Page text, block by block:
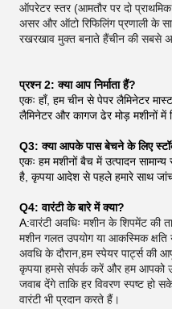
ऑपरेटर स्तर (आमतौर पर दो
असर और ऑटो रिफिलिंग प्रणाली के
रखरखाव मुक्त बनाते हैंचीन की सबसे
प्रश्न 2: क्या आप निर्माता हैं?
एकः हाँ, हम चीन से पेपर लैमिनेटर
लैमिनेटर और कागज ढेर मोड़ मशीनों में
Q3: क्या आपके पास बेचने के लिए
एकः हम मशीनों बैच में उत्पादन
है, कृपया आदेश से पहले हमारे साथ
Q4: वारंटी के बारे में क्या?
A:वारंटी अवधिः मशीन के शिपमेंट की
मशीन गलत उपयोग या आकस्मिक
अवधि के दौरान,हम स्पेयर पार्ट्स की
कृपया हमसे संपर्क करें और हम आपको
जवाब देंगे ताकि हर विवरण स्पष्ट हो
वारंटी भी प्रदान करते हैं।